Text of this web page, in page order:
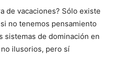
de vacaciones? Sólo existe
no tenemos pensamiento
sistemas de dominación en
ilusorios, pero sí